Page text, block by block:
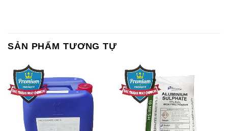
SẢN PHẨM TƯƠNG TỰ